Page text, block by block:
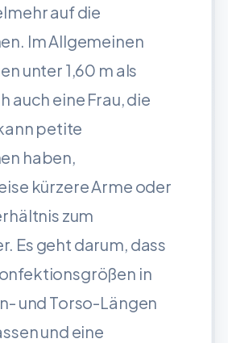
auf die
Im Allgemeinen
unter 1,60 m als
auch eine Frau, die
petite
haben,
kürzere Arme oder
zum
Es geht darum, dass
in
und Torso-Längen
und eine